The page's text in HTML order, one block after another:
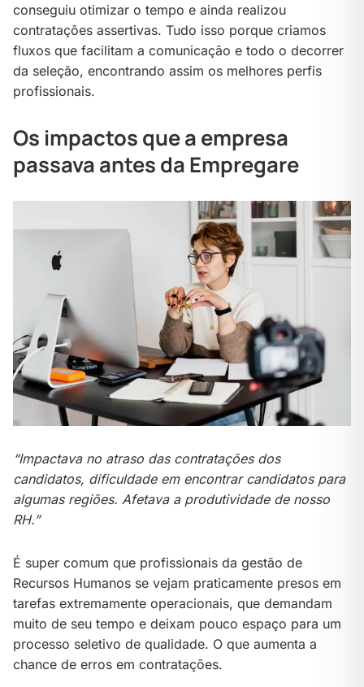
conseguiu otimizar o tempo e ainda realizou
contratações assertivas. Tudo isso porque criamos
fluxos que facilitam a comunicação e todo o decorrer
da seleção, encontrando assim os melhores perfis
profissionais.
Os impactos que a empresa
passava antes da Empregare
“Impactava no atraso das contratações dos
candidatos, dificuldade em encontrar candidatos para
algumas regiões. Afetava a produtividade de nosso
RH.”
É super comum que profissionais da gestão de
Recursos Humanos se vejam praticamente presos em
tarefas extremamente operacionais, que demandam
muito de seu tempo e deixam pouco espaço para um
processo seletivo de qualidade. O que aumenta a
chance de erros em contratações.